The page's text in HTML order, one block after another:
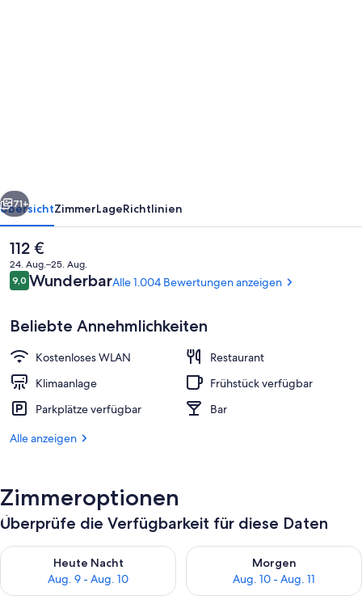
Daunenbettdecken, Schreibtisch,
Weiter
71+
ÜbersichtZimmerLageRichtlinien
Der
aktuelle
Preis
beträgt
112 €
24. Aug.–25. Aug.
Bewertungen
9,09,0 von 10.
WunderbarAlle 1.004 Bewertungen anzeigen
Beliebte Annehmlichkeiten
Kostenloses WLAN
Restaurant
Klimaanlage
Frühstück verfügbar
Parkplätze verfügbar
Bar
Alle anzeigen
Zimmeroptionen
Überprüfe die Verfügbarkeit für diese Daten
Heute Nacht
Aug. 9 - Aug. 10
Überprüfe die Verfügbarkeit für heute Nacht, Aug. 9 - Aug.
Morgen
Aug. 10 - Aug. 11
Überprüfe die Verfügbarkeit